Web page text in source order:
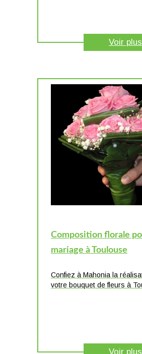
Voir plus
Composition florale
mariage à Toulouse
Confiez à Mahonia la
votre bouquet de fleurs à
Voir plus